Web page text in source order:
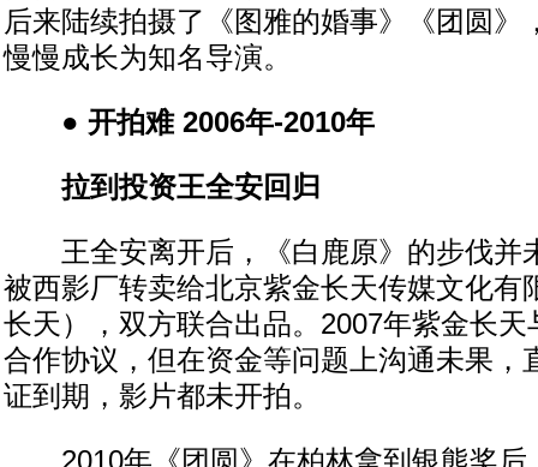
后来陆续拍摄了《图雅的婚事》《团圆》
慢慢成长为知名导演。
● 开拍难 2006年-2010年
拉到投资王全安回归
王全安离开后，《白鹿原》的步伐并
被西影厂转卖给北京紫金长天传媒文化有
长天），双方联合出品。2007年紫金长
合作协议，但在资金等问题上沟通未果，
证到期，影片都未开拍。